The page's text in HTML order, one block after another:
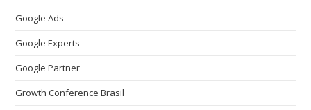
Google Ads
Google Experts
Google Partner
Growth Conference Brasil